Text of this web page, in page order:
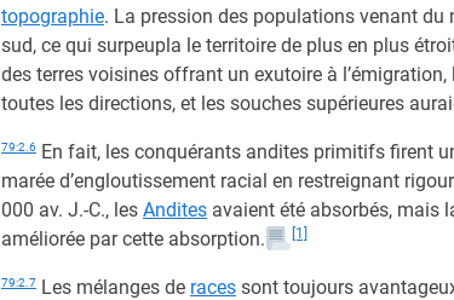
topographie. La pression des populations venant
sud, ce qui surpeupla le territoire de plus en plus
des terres voisines offrant un exutoire à
toutes les directions, et les souches supérieures
79:2.6 En fait, les conquérants andites primitifs firent
marée d’engloutissement racial en restreignant
000 av. J.-C., les Andites avaient été absorbés, mais
améliorée par cette absorption.
[1]
79:2.7 Les mélanges de races sont toujours